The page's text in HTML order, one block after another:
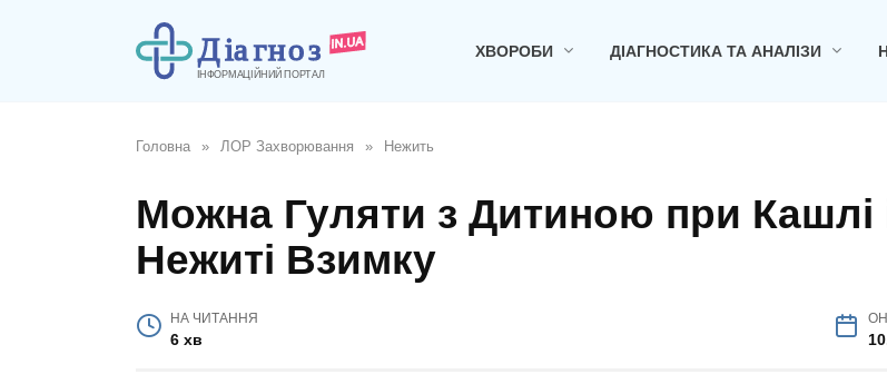
ХВОРОБИ ДІАГНОСТИКА ТА АНАЛІЗИ
Головна » ЛОР Захворювання » Нежить
Можна Гуляти з Дитиною при Кашлі
Нежиті Взимку
НА ЧИТАННЯ
6 хв